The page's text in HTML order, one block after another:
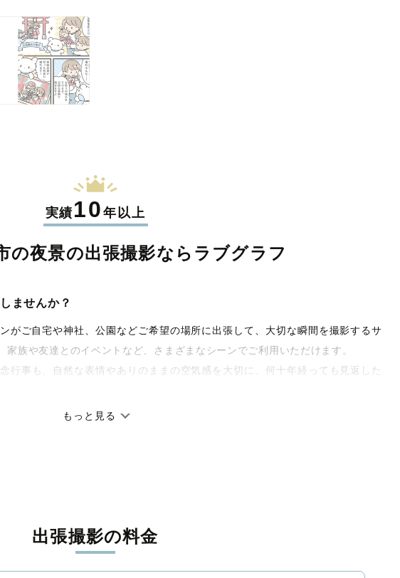
実績10年以上
の夜景の出張撮影なら ラブグラフ
ませんか？
がご自宅や神社、公園などご希望の場所に出張して、大切な瞬間を撮影するサ
族や友達とのイベントなど、さまざまなシーンでご利用いただけます。
行事も、自然な表情やありのままの空気感を大切に、何十年経っても見返した
や色合いを丁寧に調整。自然な雰囲気を残しつつも、おしゃれで洗練された仕
もっと見る
出張撮影の料金